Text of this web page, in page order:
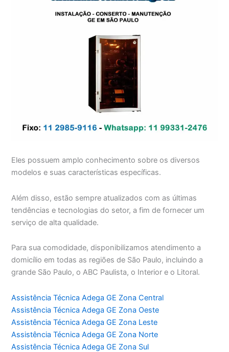
Eles possuem amplo conhecimento sobre os diversos
modelos e suas características específicas.
Além disso, estão sempre atualizados com as últimas
tendências e tecnologias do setor, a fim de fornecer um
serviço de alta qualidade.
Para sua comodidade, disponibilizamos atendimento a
domicílio em todas as regiões de São Paulo, incluindo a
grande São Paulo, o ABC Paulista, o Interior e o Litoral.
Assistência Técnica Adega GE Zona Central
Assistência Técnica Adega GE Zona Oeste
Assistência Técnica Adega GE Zona Leste
Assistência Técnica Adega GE Zona Norte
Assistência Técnica Adega GE Zona Sul